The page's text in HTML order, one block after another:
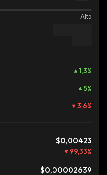
Alto
1,3%
5%
3,6%
$0,00423
99,33%
$0,00002639